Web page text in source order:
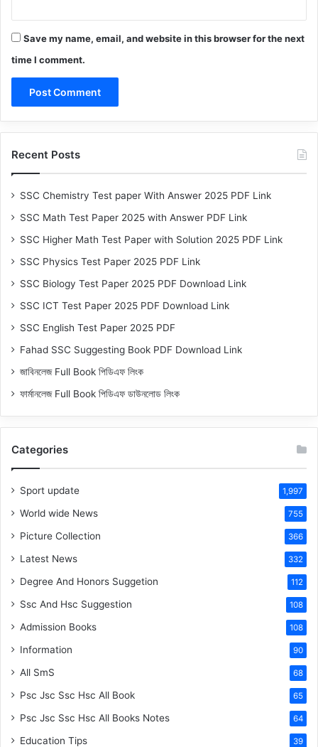
Save my name, email, and website in this browser for the next
time I comment.
Recent Posts
SSC Chemistry Test paper With Answer 2025 PDF Link
SSC Math Test Paper 2025 with Answer PDF Link
SSC Higher Math Test Paper with Solution 2025 PDF Link
SSC Physics Test Paper 2025 PDF Link
SSC Biology Test Paper 2025 PDF Download Link
SSC ICT Test Paper 2025 PDF Download Link
SSC English Test Paper 2025 PDF
Fahad SSC Suggesting Book PDF Download Link
জাবিনলেজ Full Book পিডিএফ লিংক
ফার্মানলেজ Full Book পিডিএফ ডাউনলোড লিংক
Categories
Sport update 1,997
World wide News 755
Picture Collection 366
Latest News 332
Degree And Honors Suggetion 112
Ssc And Hsc Suggestion 108
Admission Books 108
Information 90
All SmS 68
Psc Jsc Ssc Hsc All Book 65
Psc Jsc Ssc Hsc All Books Notes 64
Education Tips 39